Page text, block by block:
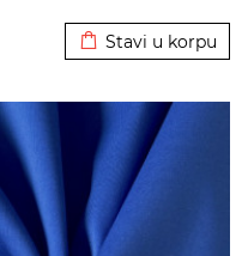
Stavi u korpu